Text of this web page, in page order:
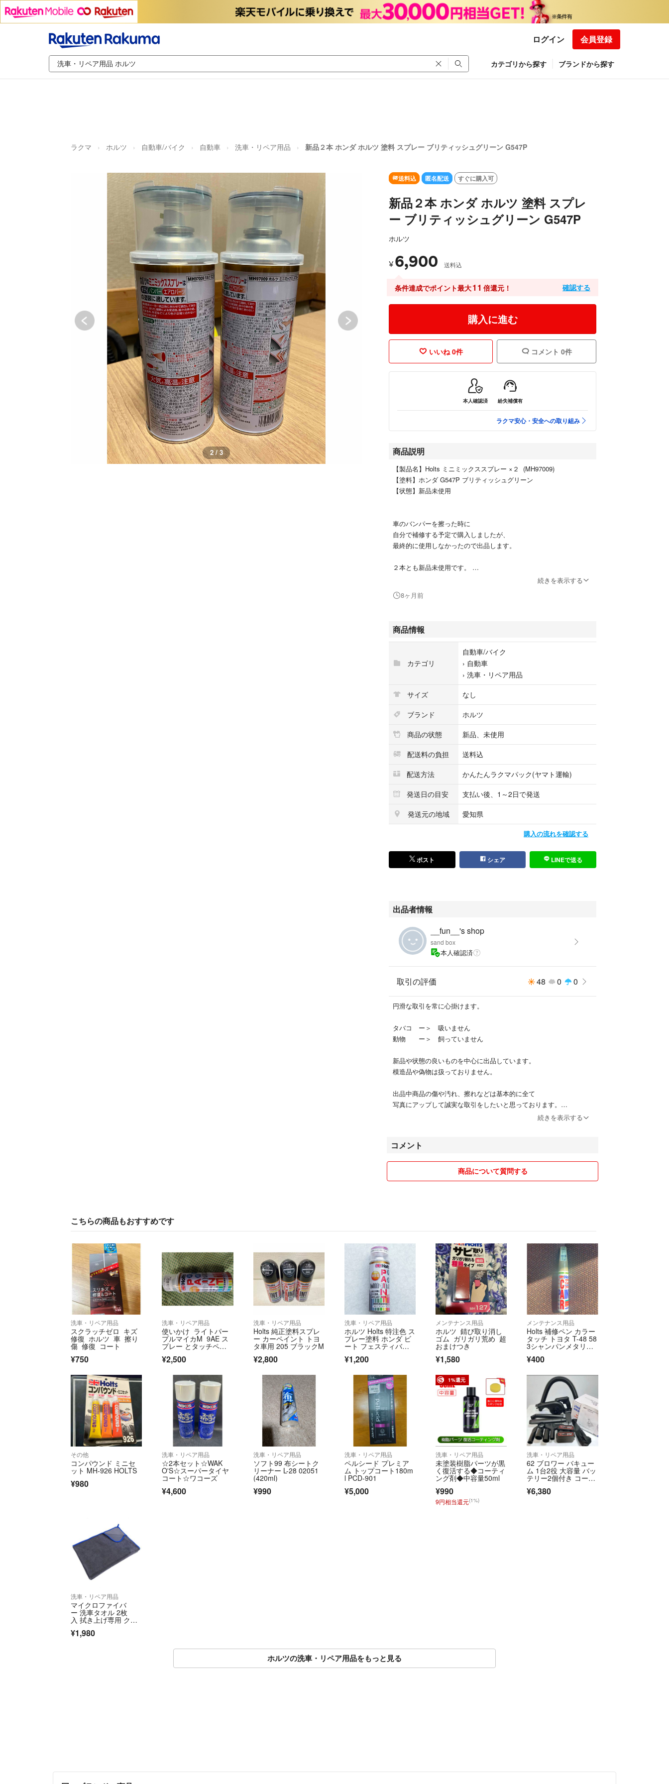
ログイン 会員登録
カテゴリから探す ブランドから探す
ラクマ ホルツ 自動車/バイク 自動車 洗車・リペア用品 新品２本 ホンダ ホルツ 塗料 スプレー ブリティッシュグリーン G547P
2 / 3
送料込 匿名配送 すぐに購入可
新品２本 ホンダ ホルツ 塗料 スプレ
ー ブリティッシュグリーン G547P
ホルツ
¥ 6,900 送料込
条件達成でポイント最大11 倍還元！ 確認する
購入に進む
いいね 0件 コメント 0件
本人確認済 紛失補償有
ラクマ安心・安全への取り組み
商品説明
【製品名】Holts ミニミックススプレー ×２ (MH97009)
【塗料】ホンダ G547P ブリティッシュグリーン
【状態】新品未使用
車のバンパーを擦った時に
自分で補修する予定で購入しましたが、
最終的に使用しなかったので出品します。
２本とも新品未使用です。
お間違えのないようご購入下さい。
フリマサイトの性質上NC,NRで宜しくお願いします。
発送は購入確認後１〜２日までに完了するよう心がけておりますが、
遅れる場合はあらかじめ連絡致します。
以上を同意いただいた方のみご購入をお願いいたします。
質問等ありましたらコメントにてお答えします。
続きを表示する
8ヶ月前
商品情報
カテゴリ
自動車/バイク
› 自動車
› 洗車・リペア用品
サイズ
なし
ブランド
ホルツ
商品の状態
新品、未使用
配送料の負担
送料込
配送方法
かんたんラクマパック(ヤマト運輸)
発送日の目安
支払い後、1～2日で発送
発送元の地域
愛知県
購入の流れを確認する
ポスト シェア LINEで送る
出品者情報
__fun__'s shop
sand box
本人確認済
取引の評価 48 0 0
円滑な取引を常に心掛けます。
タバコ ー＞ 吸いません
動物 ー＞ 飼っていません
新品や状態の良いものを中心に出品しています。
模造品や偽物は扱っておりません。
出品中商品の傷や汚れ、擦れなどは基本的に全て
写真にアップして誠実な取引をしたいと思っております。
御容赦ください。
よろしくお願いします。
続きを表示する
コメント
商品について質問する
こちらの商品もおすすめです
洗車・リペア用品
スクラッチゼロ キズ
修復 ホルツ 車 擦り
傷 修復 コート
¥750
洗車・リペア用品
使いかけ ライトパー
プルマイカM 9AE ス
プレー とタッチペ
¥2,500
洗車・リペア用品
Holts 純正塗料スプレ
ー カーペイント トヨ
タ車用 205 ブラックM
¥2,800
洗車・リペア用品
ホルツ Holts 特注色 ス
プレー塗料 ホンダ ビ
ート フェスティバル
¥1,200
メンテナンス用品
ホルツ 錆び取り消し
ゴム ガリガリ荒め 超
おまけつき
¥1,580
メンテナンス用品
Holts 補修ペン カラー
タッチ トヨタ T-48 58
3シャンパンメタリッ
¥400
その他
コンパウンド ミニセ
ット MH-926 HOLTS
¥980
洗車・リペア用品
☆2本セット☆WAK
O'S☆スーパータイヤ
コート☆ワコーズ
¥4,600
洗車・リペア用品
ソフト99 布シートク
リーナー L-28 02051
(420ml)
¥990
洗車・リペア用品
ペルシード プレミア
ム トップコート180m
l PCD-901
¥5,000
1%還元
洗車・リペア用品
未塗装樹脂パーツが黒
く復活する◆コーティ
ング剤◆中容量50ml
¥990
9円相当還元(1%)
洗車・リペア用品
62 ブロワー バキュー
ム 1台2役 大容量 バッ
テリー2個付き コード
レス 黒
¥6,380
洗車・リペア用品
マイクロファイバ
ー 洗車タオル 2枚
入 拭き上げ専用 クロ
ス 傷つかない
¥1,980
ホルツの洗車・リペア用品をもっと見る